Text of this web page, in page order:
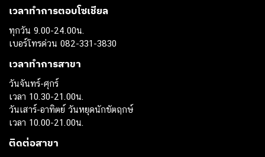
เวลาทำการตอบโซเชียล
ทุกวัน 9.00-24.00น.
เบอร์โทรด่วน 082-331-3830
เวลาทำการสาขา
วันจันทร์-ศุกร์
เวลา 10.30-21.00น.
วันเสาร์-อาทิตย์ วันหยุดนักขัตฤกษ์
เวลา 10.00-21.00น.
ติดต่อสาขา